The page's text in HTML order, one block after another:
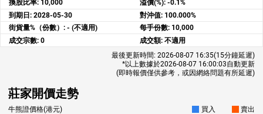
換股比率: 10,000 溢價(%): -0.1%
到期日: 2028-05-30 對沖值: 100.000%
街貨量%（份數）: - (不適用) 每手份數: 10,000
成交宗數: 0 成交額: 不適用
最後更新時間: 2026-08-07 16:35(15分鐘延遲)
*以上數據於2026-08-07 16:00:03自動更新
(即時報價僅供參考，或因網絡問題有所延遲)
莊家開價走勢
牛熊證價格(港元) 買入 賣出